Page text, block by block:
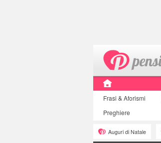
Frasi & Aforismi
Preghiere
Auguri di Natale